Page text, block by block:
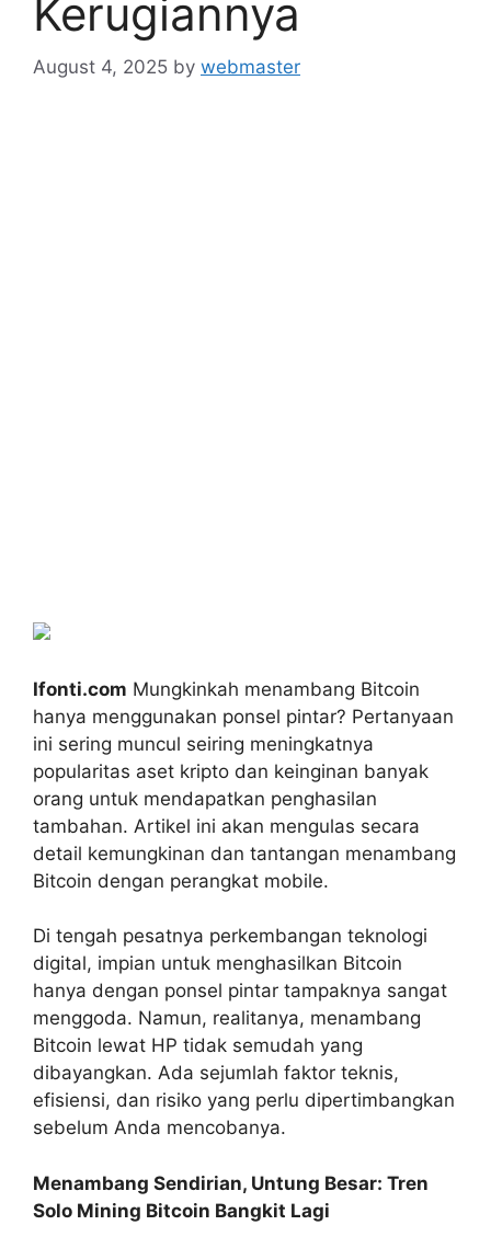
Kerugiannya
August 4, 2025 by webmaster
Ifonti.com Mungkinkah menambang Bitcoin
hanya menggunakan ponsel pintar? Pertanyaan
ini sering muncul seiring meningkatnya
popularitas aset kripto dan keinginan banyak
orang untuk mendapatkan penghasilan
tambahan. Artikel ini akan mengulas secara
detail kemungkinan dan tantangan menambang
Bitcoin dengan perangkat mobile.
Di tengah pesatnya perkembangan teknologi
digital, impian untuk menghasilkan Bitcoin
hanya dengan ponsel pintar tampaknya sangat
menggoda. Namun, realitanya, menambang
Bitcoin lewat HP tidak semudah yang
dibayangkan. Ada sejumlah faktor teknis,
efisiensi, dan risiko yang perlu dipertimbangkan
sebelum Anda mencobanya.
Menambang Sendirian, Untung Besar: Tren
Solo Mining Bitcoin Bangkit Lagi